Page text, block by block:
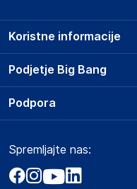
Podjetje Big Bang
O podjetju
Obvestila za javnost
Akt o digitalnih storitvah
Koristne informacije
Prodajna mesta
Storitve
Dostava, vnos in odvoz
Zavarovanje izdelkov
Podpora
Marketplace
Kako oddati naročilo?
Spremljajte nas: